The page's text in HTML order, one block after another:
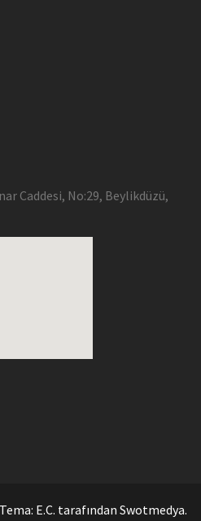
Caddesi, No:29, Beylikdüzü,
Tema: E.C. tarafından Swotmedya.